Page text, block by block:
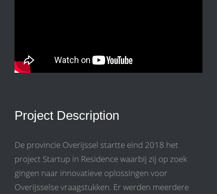
Project Description
De provincie Overijssel startte eind 2018 het
project Startup in Residence waarbij zij op zoek
gingen naar innovatieve oplossingen voor
Overijsselse vraagstukken. Er werden meerdere